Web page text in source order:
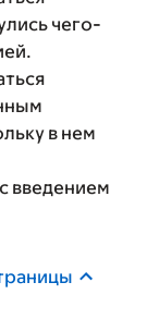
чего-
в нем
введением